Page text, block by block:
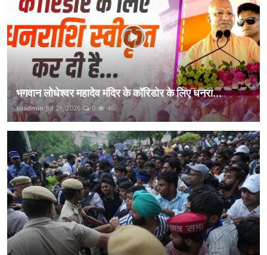
भगवान लोधेश्वर महादेव मंदिर के कॉरिडोर के लिए धनरा...
suadmin Jul 21, 2026 0 46